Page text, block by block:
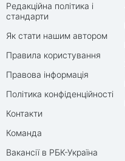
Редакційна політика і
стандарти
Як стати нашим автором
Правила користування
Правова інформація
Політика конфіденційності
Контакти
Команда
Вакансії в РБК-Україна